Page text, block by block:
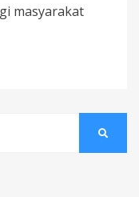
masyarakat